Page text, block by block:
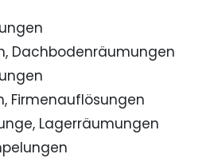
Dachbodenräumungen
Firmenauflösungen
Lagerräumungen